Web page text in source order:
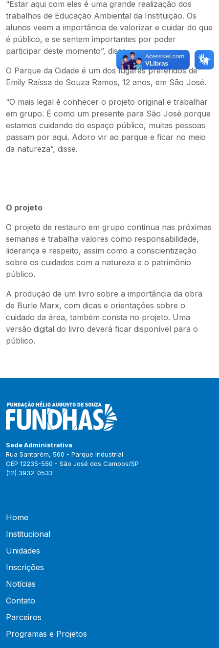
“Estar aqui com eles é uma grande realização dos
trabalhos de Educação Ambiental da Instituição. Os
alunos veem a importância de valorizar e cuidar do que
é público, e se sentem importantes por poder
participar deste momento”, disse.
O Parque da Cidade é um dos lugares preferidos de
Emily Raíssa de Souza Ramos, 12 anos, em São José.
“O mais legal é conhecer o projeto original e trabalhar
em grupo. É como um presente para São José porque
estamos cuidando do espaço público, muitas pessoas
passam por aqui. Adoro vir ao parque e ficar no meio
da natureza”, disse.
O projeto
O projeto de restauro em grupo continua nas próximas
semanas e trabalha valores como responsabilidade,
liderança e respeito, assim como a conscientização
sobre os cuidados com a natureza e o patrimônio
público.
A produção de um livro sobre a importância da obra
de Burle Marx, com dicas e orientações sobre o
cuidado da área, também consta no projeto. Uma
versão digital do livro deverá ficar disponível para o
público.
Sede Administrativa
Rua Santarém, 560 - Parque Industrial
CEP 12235-550 - São José dos Campos/SP
(12) 3932-0533
Home
Institucional
Unidades
Inscrições
Notícias
Contato
Parceiros
Programas e Projetos